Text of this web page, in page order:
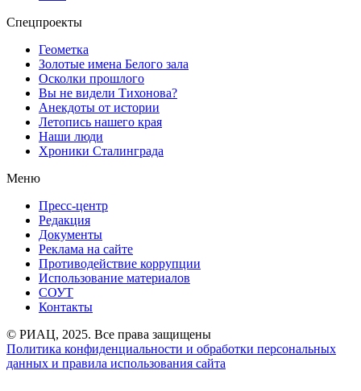
Спецпроекты
Геометка
Золотые имена Белого зала
Осколки прошлого
Вы не видели Тихонова?
Анекдоты от истории
Летопись нашего края
Наши люди
Хроники Сталинграда
Меню
Пресс-центр
Редакция
Документы
Реклама на сайте
Противодействие коррупции
Использование материалов
СОУТ
Контакты
© РИАЦ, 2025. Все права защищены
Политика конфиденциальности и обработки персональных
данных и правила использования сайта